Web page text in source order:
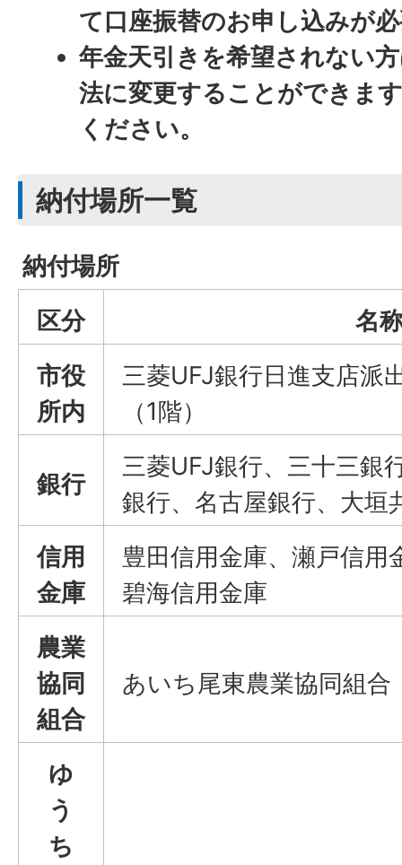
て口座振替のお申し込みが
年金天引きを希望されない
法に変更することができま
ください。
納付場所一覧
納付場所
区分
名
市役
所内
三菱UFJ銀行日進支店派
（1階）
銀行
三菱UFJ銀行、三十三銀
銀行、名古屋銀行、大垣
信用
金庫
豊田信用金庫、瀬戸信用
碧海信用金庫
農業
協同
組合
あいち尾東農業協同組合
ゆ
う
ち